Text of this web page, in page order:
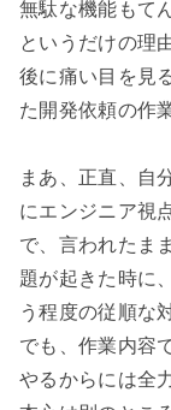
無駄な機能もて
というだけの理
後に痛い目を見
た開発依頼の作
まあ、正直、自
にエンジニア視
で、言われたま
題が起きた時に
う程度の従順な
でも、作業内容
やるからには全